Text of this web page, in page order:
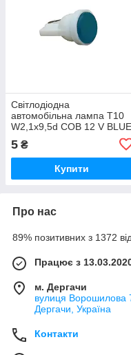
Світлодіодна
автомобільна лампа T10
W2,1x9,5d COB 12 V BLUE
5 ₴
Купити
Про нас
89% позитивних з 1372
Працює з
м. Дергачи
вулиця Ворошилова
Дергачи, Україна
Контакти